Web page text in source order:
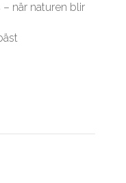
när naturen blir